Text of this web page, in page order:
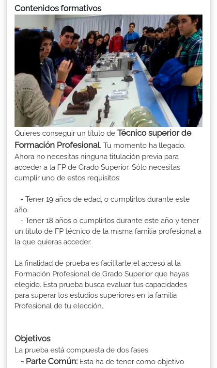
Contenidos formativos
Quieres conseguir un título de Técnico superior de
Formación Profesional. Tu momento ha llegado.
Ahora no necesitas ninguna titulación previa para
acceder a la FP de Grado Superior. Sólo necesitas
cumplir uno de estos requisitos:
- Tener 19 años de edad, o cumplirlos durante este
año.
- Tener 18 años o cumplirlos durante este año y tener
un título de FP técnico de la misma familia profesional a
la que quieras acceder.
La finalidad de prueba es facilitarte el acceso al la
Formación Profesional de Grado Superior que hayas
elegido. Esta prueba busca evaluar tus capacidades
para superar los estudios superiores en la familia
Profesional de tu elección.
Objetivos
La prueba está compuesta de dos fases:
- Parte Común: Esta ha de tener como objetivo